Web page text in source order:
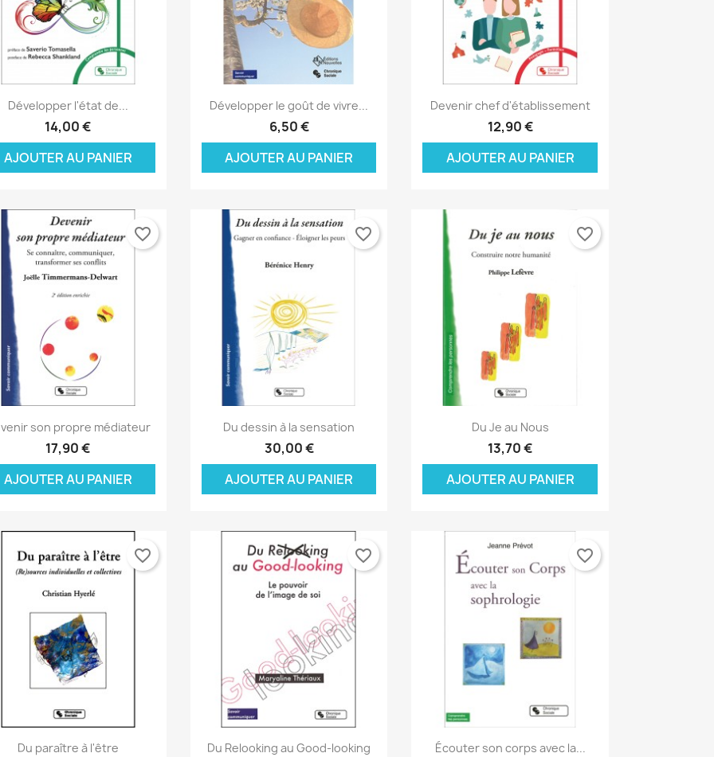
à ma liste d'envies
Créer une nouvelle liste
une liste d'envies
de la liste d'envies
Annuler Créer une liste d'envies
((cancelText)) ((modalDeleteText))
devez être connecté pour ajouter des produits à votre liste
Annuler Connexion
Aperçu rapide
Développer l'état de...
14,00 €
AJOUTER AU PANIER
Aperçu rapide
Développer le goût de vivre...
6,50 €
AJOUTER AU PANIER
Aperçu rapide
Devenir chef d'établissement
12,90 €
AJOUTER AU PANIER
Aperçu rapide
son propre médiateur
17,90 €
AJOUTER AU PANIER
favorite_border
Aperçu rapide
Du dessin à la sensation
30,00 €
AJOUTER AU PANIER
favorite_border
Aperçu rapide
Du Je au Nous
13,70 €
AJOUTER AU PANIER
favorite_border
 Aperçu rapide
Du paraître à l'être
favorite_border
Aperçu rapide
Du Relooking au Good-looking
favorite_border
Aperçu rapide
Écouter son corps avec la...
favorite_border